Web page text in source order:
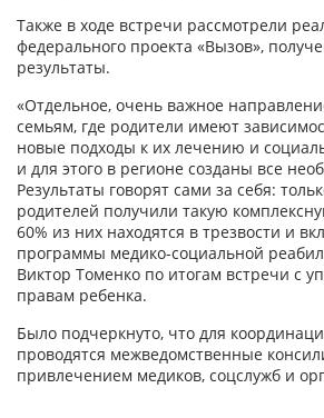
Также в ходе встречи рассмотрели
федерального проекта «Вызов»,
результаты.
«Отдельное, очень важное
семьям, где родители имеют
новые подходы к их лечению и
и для этого в регионе созданы все
Результаты говорят сами за себя:
родителей получили такую
60% из них находятся в трезвости и
программы медико-социальной
Виктор Томенко по итогам встречи с
правам ребенка.
Было подчеркнуто, что для
проводятся межведомственные
привлечением медиков, соцслужб и